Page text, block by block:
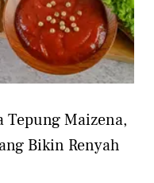
Tepung Maizena,
Bikin Renyah